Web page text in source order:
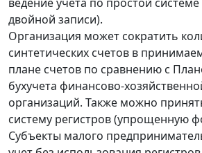
двойной записи).
Организация может сократить
синтетических счетов в
плане счетов по сравнению с
бухучета финансово-
организаций. Также можно
систему регистров (упрощенную
Субъекты малого